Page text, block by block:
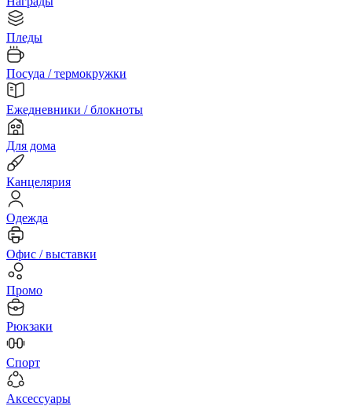
Пледы
Посуда / термокружки
Ежедневники / блокноты
Для дома
Канцелярия
Одежда
Офис / выставки
Промо
Рюкзаки
Спорт
Аксессуары